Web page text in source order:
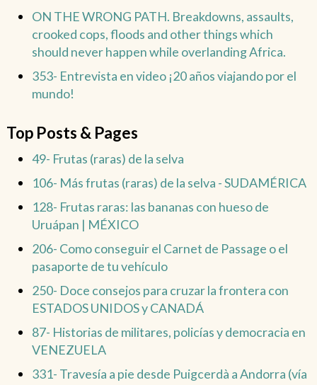
ON THE WRONG PATH. Breakdowns, assaults,
crooked cops, floods and other things which
should never happen while overlanding Africa.
353- Entrevista en video ¡20 años viajando por el
mundo!
Top Posts & Pages
49- Frutas (raras) de la selva
106- Más frutas (raras) de la selva - SUDAMÉRICA
128- Frutas raras: las bananas con hueso de
Uruápan | MÉXICO
206- Como conseguir el Carnet de Passage o el
pasaporte de tu vehículo
250- Doce consejos para cruzar la frontera con
ESTADOS UNIDOS y CANADÁ
87- Historias de militares, policías y democracia en
VENEZUELA
331- Travesía a pie desde Puigcerdà a Andorra (vía